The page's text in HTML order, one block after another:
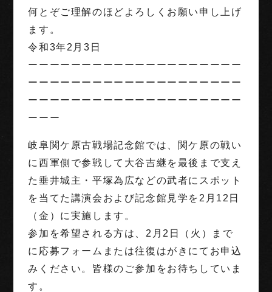
何とぞご理解のほどよろしくお願い申し上げ
ます。
令和3年2月3日
ーーーーーーーーーーーーーーーーーーーー
ーーーーーーーーーーーーーーーーーーーー
ーーーーーーーーーーーーーーーーーーーー
ーーー
岐阜関ケ原古戦場記念館では、関ケ原の戦い
に西軍側で参戦して大谷吉継を最後まで支え
た垂井城主・平塚為広などの武者にスポット
を当てた講演会および記念館見学を2月12日
（金）に実施します。
参加を希望される方は、2月2日（火）まで
に応募フォームまたは往復はがきにてお申込
みください。皆様のご参加をお待ちしていま
す。